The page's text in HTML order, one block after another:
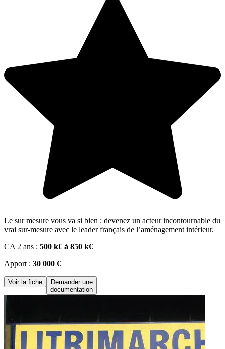
Le sur mesure vous va si bien : devenez un acteur incontournable du
vrai sur-mesure avec le leader français de l’aménagement intérieur.
CA 2 ans : 500 k€ à 850 k€
Apport : 30 000 €
Voir la fiche
Demander une
documentation